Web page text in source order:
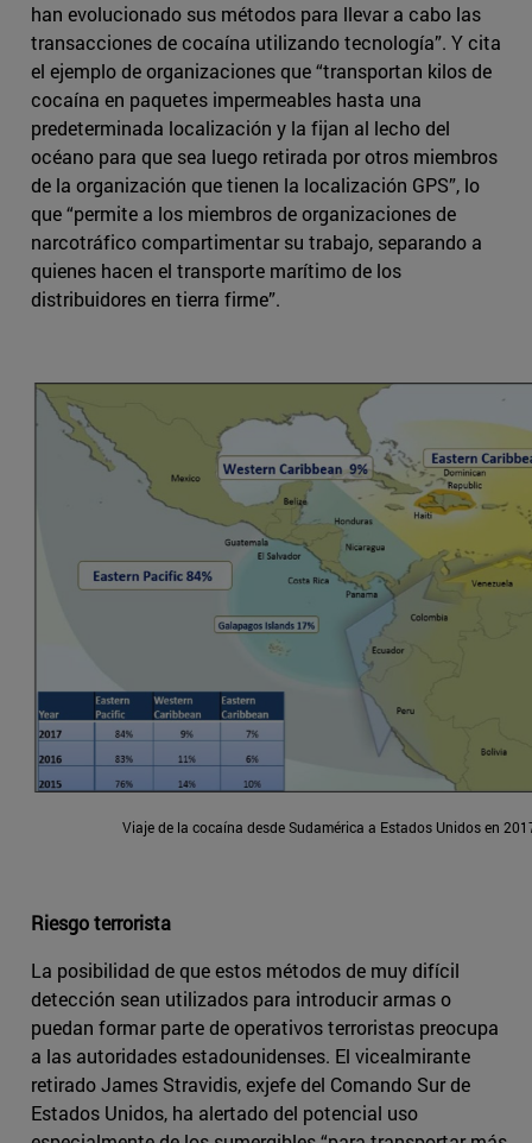
han evolucionado sus métodos para llevar a cabo las
transacciones de cocaína utilizando tecnología”. Y cita
el ejemplo de organizaciones que “transportan kilos de
cocaína en paquetes impermeables hasta una
predeterminada localización y la fijan al lecho del
océano para que sea luego retirada por otros miembros
de la organización que tienen la localización GPS”, lo
que “permite a los miembros de organizaciones de
narcotráfico compartimentar su trabajo, separando a
quienes hacen el transporte marítimo de los
distribuidores en tierra firme”.
Viaje de la cocaína desde Sudamérica a Estados Unidos en
Riesgo terrorista
La posibilidad de que estos métodos de muy difícil
detección sean utilizados para introducir armas o
puedan formar parte de operativos terroristas preocupa
a las autoridades estadounidenses. El vicealmirante
retirado James Stravidis, exjefe del Comando Sur de
Estados Unidos, ha alertado del potencial uso